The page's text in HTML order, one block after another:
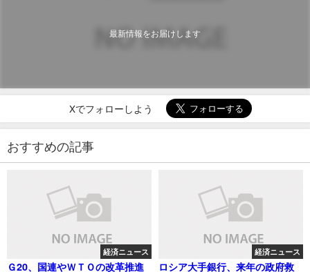
最新情報をお届けします
Xでフォローしよう
おすすめの記事
経済ニュース
Ｇ20、国連やＷＴＯの改革推進
経済ニュース
ロシア大手銀行、来年の政府救